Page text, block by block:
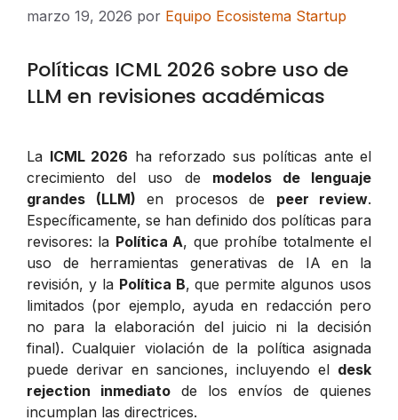
marzo 19, 2026 por Equipo Ecosistema Startup
Políticas ICML 2026 sobre uso de
LLM en revisiones académicas
La ICML 2026 ha reforzado sus políticas ante el
crecimiento del uso de modelos de lenguaje
grandes (LLM) en procesos de peer review.
Específicamente, se han definido dos políticas para
revisores: la Política A, que prohíbe totalmente el
uso de herramientas generativas de IA en la
revisión, y la Política B, que permite algunos usos
limitados (por ejemplo, ayuda en redacción pero
no para la elaboración del juicio ni la decisión
final). Cualquier violación de la política asignada
puede derivar en sanciones, incluyendo el desk
rejection inmediato de los envíos de quienes
incumplan las directrices.